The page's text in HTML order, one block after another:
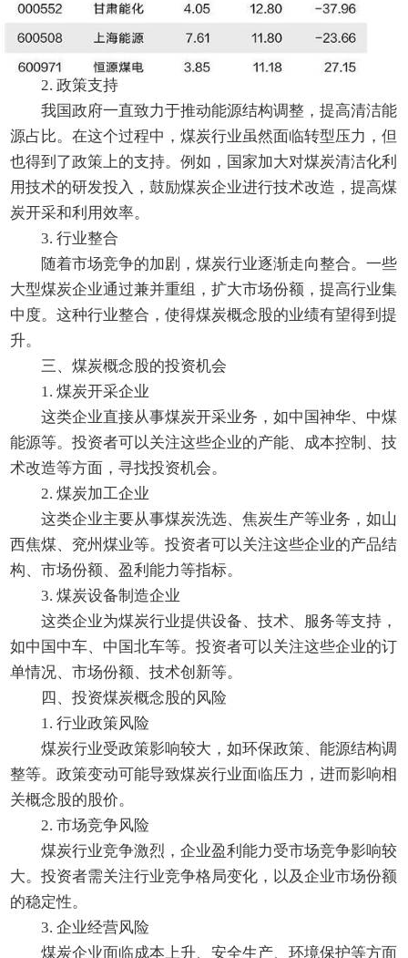
2. 政策支持
我国政府一直致力于推动能源结构调整，提高清洁能
源占比。在这个过程中，煤炭行业虽然面临转型压力，但
也得到了政策上的支持。例如，国家加大对煤炭清洁化利
用技术的研发投入，鼓励煤炭企业进行技术改造，提高煤
炭开采和利用效率。
3. 行业整合
随着市场竞争的加剧，煤炭行业逐渐走向整合。一些
大型煤炭企业通过兼并重组，扩大市场份额，提高行业集
中度。这种行业整合，使得煤炭概念股的业绩有望得到提
升。
三、煤炭概念股的投资机会
1. 煤炭开采企业
这类企业直接从事煤炭开采业务，如中国神华、中煤
能源等。投资者可以关注这些企业的产能、成本控制、技
术改造等方面，寻找投资机会。
2. 煤炭加工企业
这类企业主要从事煤炭洗选、焦炭生产等业务，如山
西焦煤、兖州煤业等。投资者可以关注这些企业的产品结
构、市场份额、盈利能力等指标。
3. 煤炭设备制造企业
这类企业为煤炭行业提供设备、技术、服务等支持，
如中国中车、中国北车等。投资者可以关注这些企业的订
单情况、市场份额、技术创新等。
四、投资煤炭概念股的风险
1. 行业政策风险
煤炭行业受政策影响较大，如环保政策、能源结构调
整等。政策变动可能导致煤炭行业面临压力，进而影响相
关概念股的股价。
2. 市场竞争风险
煤炭行业竞争激烈，企业盈利能力受市场竞争影响较
大。投资者需关注行业竞争格局变化，以及企业市场份额
的稳定性。
3. 企业经营风险
煤炭企业面临成本上升、安全生产、环境保护等方面